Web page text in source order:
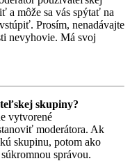
a môže sa vás spýtať na
Prosím, nenadávajte
nevyhovie. Má svoj
skupiny?
vytvorené
moderátora. Ak
skupinu, potom ako
správou.